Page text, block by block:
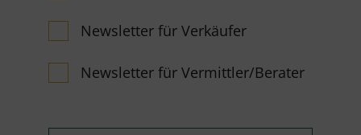
Newsletter für Verkäufer
Newsletter für Vermittler/Berater